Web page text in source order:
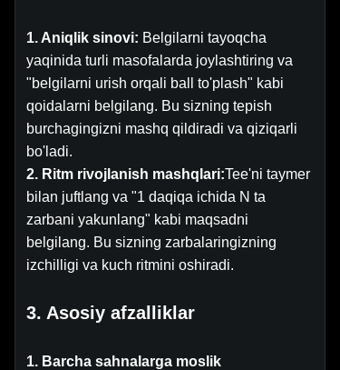
1. Aniqlik sinovi: Belgilarni tayoqcha
yaqinida turli masofalarda joylashtiring va
"belgilarni urish orqali ball to'plash" kabi
qoidalarni belgilang. Bu sizning tepish
burchagingizni mashq qildiradi va qiziqarli
bo'ladi.
2. Ritm rivojlanish mashqlari:Tee'ni taymer
bilan juftlang va "1 daqiqa ichida N ta
zarbani yakunlang" kabi maqsadni
belgilang. Bu sizning zarbalaringizning
izchilligi va kuch ritmini oshiradi.
3. Asosiy afzalliklar
1. Barcha sahnalarga moslik